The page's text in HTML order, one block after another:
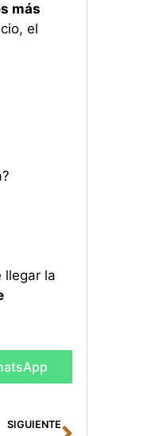
más
el
llegar la
SIGUIENTESiguiente